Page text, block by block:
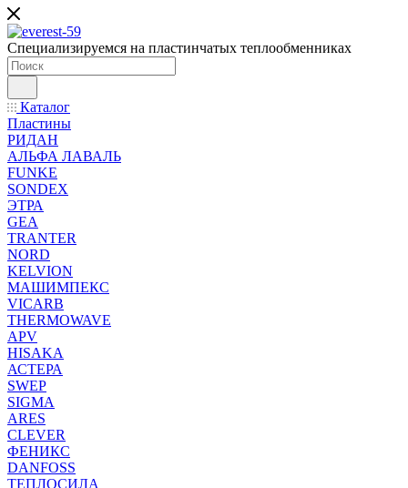
Специализируемся на пластинчатых теплообменниках
Каталог
Пластины
РИДАН
АЛЬФА ЛАВАЛЬ
FUNKE
SONDEX
ЭТРА
GEA
TRANTER
NORD
KELVION
МАШИМПЕКС
VICARB
THERMOWAVE
APV
HISAKA
АСТЕРА
SWEP
SIGMA
ARES
CLEVER
ФЕНИКС
DANFOSS
ТЕПЛОСИЛА